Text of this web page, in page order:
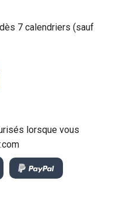
7 calendriers (sauf
lorsque vous